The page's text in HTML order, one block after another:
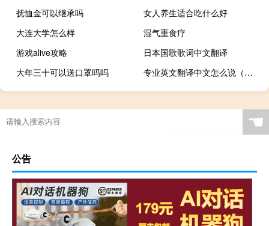
抚恤金可以继承吗
女人养生适合吃什么好
大连大学怎么样
湿气重食疗
游戏alive攻略
日本国歌歌词中文翻译
大年三十可以送口罩吗吗
专业英文翻译中文怎么说（专业英文翻译中文）
☚
公告